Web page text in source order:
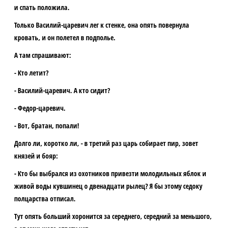
и спать положила.
Только Василий-царевич лег к стенке, она опять повернула
кровать, и он полетел в подполье.
А там спрашивают:
- Кто летит?
- Василий-царевич. А кто сидит?
- Федор-царевич.
- Вот, братан, попали!
Долго ли, коротко ли, - в третий раз царь собирает пир, зовет
князей и бояр:
- Кто бы выбрался из охотников привезти молодильных яблок и
живой воды кувшинец о двенадцати рылец? Я бы этому седоку
полцарства отписал.
Тут опять больший хоронится за середнего, середний за меньшого,